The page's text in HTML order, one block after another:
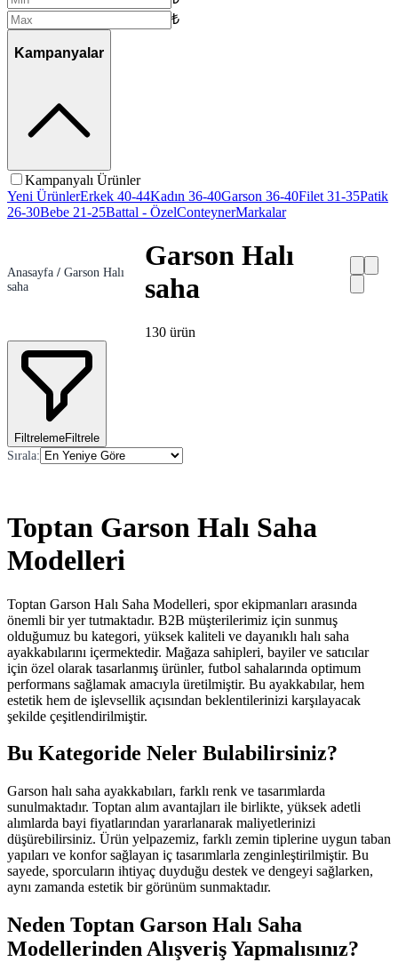
₺
Kampanyalar
Kampanyalı Ürünler
Yeni ÜrünlerErkek 40-44Kadın 36-40Garson 36-40Filet 31-35Patik
26-30Bebe 21-25Battal - ÖzelConteynerMarkalar
Anasayfa / Garson Halı
saha
Garson Halı
saha
130 ürün
FiltrelemeFiltrele
Sırala:
Toptan Garson Halı Saha
Modelleri
Toptan Garson Halı Saha Modelleri, spor ekipmanları arasında
önemli bir yer tutmaktadır. B2B müşterilerimiz için sunmuş
olduğumuz bu kategori, yüksek kaliteli ve dayanıklı halı saha
ayakkabılarını içermektedir. Mağaza sahipleri, bayiler ve satıcılar
için özel olarak tasarlanmış ürünler, futbol sahalarında optimum
performans sağlamak amacıyla üretilmiştir. Bu ayakkabılar, hem
estetik hem de işlevsellik açısından beklentilerinizi karşılayacak
şekilde çeşitlendirilmiştir.
Bu Kategoride Neler Bulabilirsiniz?
Garson halı saha ayakkabıları, farklı renk ve tasarımlarda
sunulmaktadır. Toptan alım avantajları ile birlikte, yüksek adetli
alımlarda bayi fiyatlarından yararlanarak maliyetlerinizi
düşürebilirsiniz. Ürün yelpazemiz, farklı zemin tiplerine uygun taban
yapıları ve konfor sağlayan iç tasarımlarla zenginleştirilmiştir. Bu
sayede, sporcuların ihtiyaç duyduğu destek ve dengeyi sağlarken,
aynı zamanda estetik bir görünüm sunmaktadır.
Neden Toptan Garson Halı Saha
Modellerinden Alışveriş Yapmalısınız?